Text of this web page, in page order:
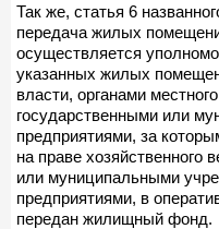
Так же, статья 6
передача жилых
осуществляется
указанных жилых
власти, органами
государственными или
предприятиями, за
на праве хозяйственного
или муниципальными
предприятиями, в
передан жилищный фонд.